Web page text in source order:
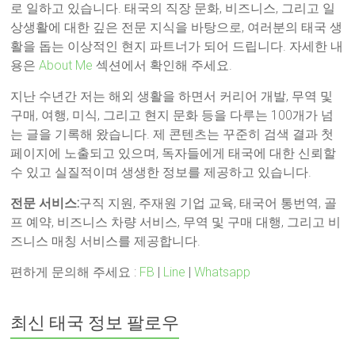
로 일하고 있습니다. 태국의 직장 문화, 비즈니스, 그리고 일
상생활에 대한 깊은 전문 지식을 바탕으로, 여러분의 태국 생
활을 돕는 이상적인 현지 파트너가 되어 드립니다. 자세한 내
용은About Me 섹션에서 확인해 주세요.
지난 수년간 저는 해외 생활을 하면서 커리어 개발, 무역 및
구매, 여행, 미식, 그리고 현지 문화 등을 다루는 100개가 넘
는 글을 기록해 왔습니다. 제 콘텐츠는 꾸준히 검색 결과 첫
페이지에 노출되고 있으며, 독자들에게 태국에 대한 신뢰할
수 있고 실질적이며 생생한 정보를 제공하고 있습니다.
전문 서비스:구직 지원, 주재원 기업 교육, 태국어 통번역, 골
프 예약, 비즈니스 차량 서비스, 무역 및 구매 대행, 그리고 비
즈니스 매칭 서비스를 제공합니다.
편하게 문의해 주세요 : FB | Line |Whatsapp
최신 태국 정보 팔로우